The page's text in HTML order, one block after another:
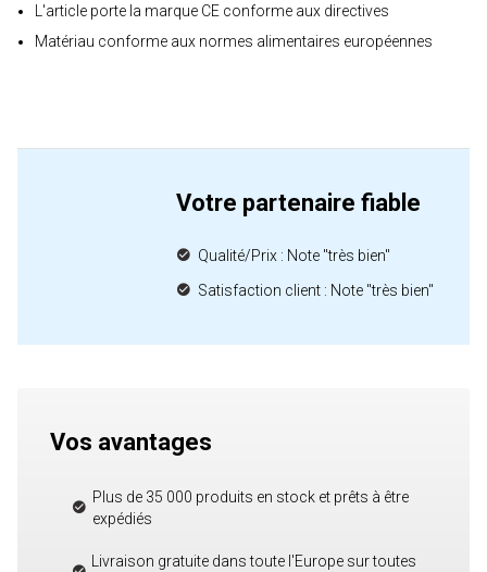
L'article porte la marque CE conforme aux directives
Matériau conforme aux normes alimentaires européennes
Votre partenaire fiable
Qualité/Prix : Note "très bien"
Satisfaction client : Note "très bien"
Vos avantages
Plus de 35 000 produits en stock et prêts à être
expédiés
Livraison gratuite dans toute l'Europe sur toutes